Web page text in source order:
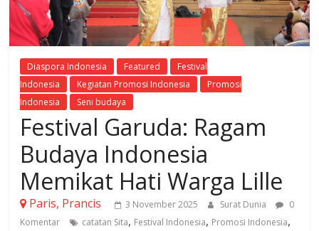
Diaspora Indonesia Featured
Festival
Indonesia
Kegiatan Promosi Indonesia
Promosi
Indonesia
Seni budaya
Festival Garuda: Ragam
Budaya Indonesia
Memikat Hati Warga Lille
Paris, Prancis 3 November 2025 Surat Dunia
0
Komentar
catatan Sita, Festival Indonesia, Promosi Indonesia,